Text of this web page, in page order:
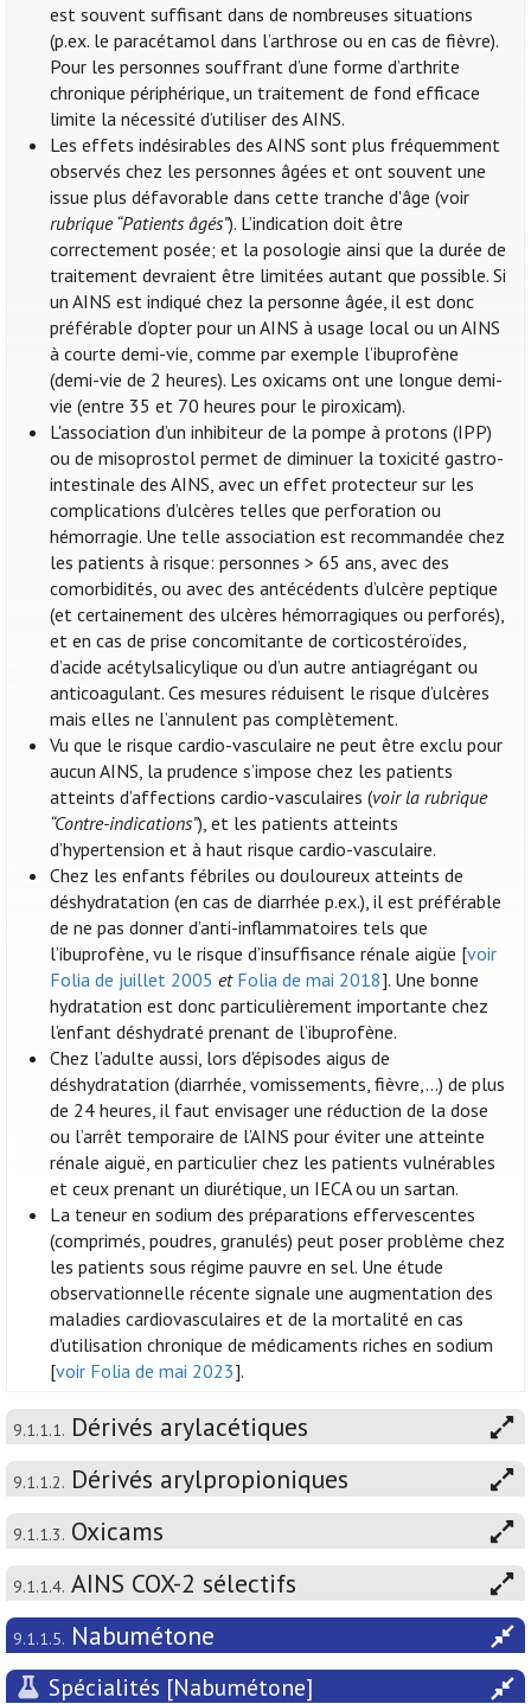
est souvent suffisant dans de nombreuses situations
(p.ex. le paracétamol dans l’arthrose ou en cas de fièvre).
Pour les personnes souffrant d’une forme d’arthrite
chronique périphérique, un traitement de fond efficace
limite la nécessité d’utiliser des AINS.
Les effets indésirables des AINS sont plus fréquemment
observés chez les personnes âgées et ont souvent une
issue plus défavorable dans cette tranche d'âge (voir
rubrique “Patients âgés”). L’indication doit être
correctement posée; et la posologie ainsi que la durée de
traitement devraient être limitées autant que possible. Si
un AINS est indiqué chez la personne âgée, il est donc
préférable d’opter pour un AINS à usage local ou un AINS
à courte demi-vie, comme par exemple l’ibuprofène
(demi-vie de 2 heures). Les oxicams ont une longue demi-
vie (entre 35 et 70 heures pour le piroxicam).
L'association d’un inhibiteur de la pompe à protons (IPP)
ou de misoprostol permet de diminuer la toxicité gastro-
intestinale des AINS, avec un effet protecteur sur les
complications d’ulcères telles que perforation ou
hémorragie. Une telle association est recommandée chez
les patients à risque: personnes > 65 ans, avec des
comorbidités, ou avec des antécédents d’ulcère peptique
(et certainement des ulcères hémorragiques ou perforés),
et en cas de prise concomitante de corticostéroïdes,
d’acide acétylsalicylique ou d’un autre antiagrégant ou
anticoagulant. Ces mesures réduisent le risque d’ulcères
mais elles ne l’annulent pas complètement.
Vu que le risque cardio-vasculaire ne peut être exclu pour
aucun AINS, la prudence s’impose chez les patients
atteints d’affections cardio-vasculaires (voir la rubrique
“Contre-indications”), et les patients atteints
d’hypertension et à haut risque cardio-vasculaire.
Chez les enfants fébriles ou douloureux atteints de
déshydratation (en cas de diarrhée p.ex.), il est préférable
de ne pas donner d’anti-inflammatoires tels que
l’ibuprofène, vu le risque d’insuffisance rénale aigüe [voir
Folia de juillet 2005 et Folia de mai 2018]. Une bonne
hydratation est donc particulièrement importante chez
l’enfant déshydraté prenant de l’ibuprofène.
Chez l’adulte aussi, lors d'épisodes aigus de
déshydratation (diarrhée, vomissements, fièvre,...) de plus
de 24 heures, il faut envisager une réduction de la dose
ou l’arrêt temporaire de l’AINS pour éviter une atteinte
rénale aiguë, en particulier chez les patients vulnérables
et ceux prenant un diurétique, un IECA ou un sartan.
La teneur en sodium des préparations effervescentes
(comprimés, poudres, granulés) peut poser problème chez
les patients sous régime pauvre en sel. Une étude
observationnelle récente signale une augmentation des
maladies cardiovasculaires et de la mortalité en cas
d'utilisation chronique de médicaments riches en sodium
[voir Folia de mai 2023].
9.1.1.1. Dérivés arylacétiques
9.1.1.2. Dérivés arylpropioniques
9.1.1.3. Oxicams
9.1.1.4. AINS COX-2 sélectifs
9.1.1.5. Nabumétone
Spécialités [Nabumétone]